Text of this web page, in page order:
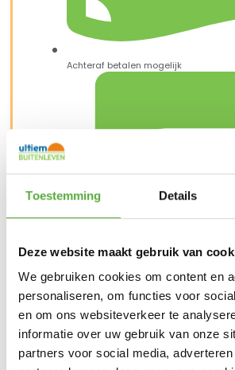
Toestemming Details
Deze website maakt gebruik van
We gebruiken cookies om content en
personaliseren, om functies voor
en om ons websiteverkeer te
informatie over uw gebruik van onze
partners voor social media,
Achteraf betalen mogelijk
Snelle verzending & levering aan huis